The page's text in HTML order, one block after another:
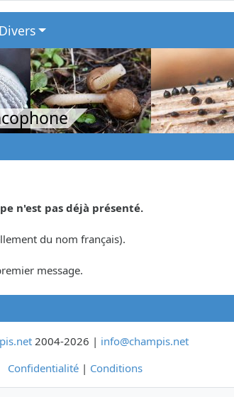
Divers
n'est pas déjà présenté.
du nom français).
message.
2004-2026 | info@champis.net
Confidentialité | Conditions